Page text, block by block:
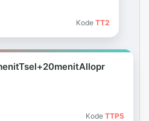
Kode TT2
Kode TTP5